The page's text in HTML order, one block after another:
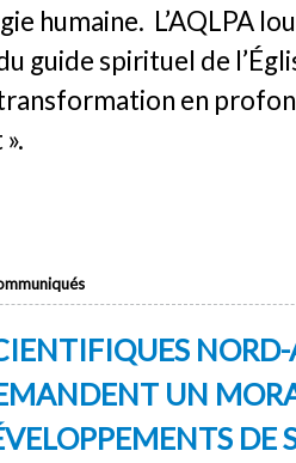
humaine. L’AQLPA
guide spirituel de
en
UN
DE